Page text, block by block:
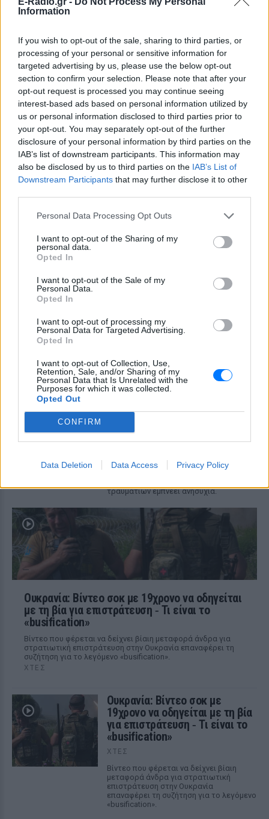
Information
If you wish to opt-out of the sale, sharing to third parties, or
processing of your personal or sensitive information for
targeted advertising by us, please use the below opt-out
section to confirm your selection. Please note that after your
opt-out request is processed you may continue seeing
interest-based ads based on personal information utilized by
us or personal information disclosed to third parties prior to
your opt-out. You may separately opt-out of the further
disclosure of your personal information by third parties on the
IAB’s list of downstream participants. This information may
also be disclosed by us to third parties on the IAB’s List of
Downstream Participants that may further disclose it to other
Personal Data Processing Opt Outs
I want to opt-out of the Sharing of my
personal data.
Opted In
I want to opt-out of the Sale of my
Personal Data.
Opted In
I want to opt-out of processing my
Personal Data for Targeted Advertising.
Opted In
I want to opt-out of Collection, Use,
Retention, Sale, and/or Sharing of my
Personal Data that Is Unrelated with the
Purposes for which it was collected.
Opted Out
CONFIRM
Data Deletion Data Access Privacy Policy
ΔΕΙΤΕ ΕΠΙΣΗΣ
ΣΤΗΝ ΙΔΙΑ ΚΑΤΗΓΟΡΙΑ
Τουρισμός για Όλους
2026‑2027: Ποια ΑΦΜ
υποβάλλουν αιτήσεις σήμερα
(9/8) – Όλα όσα πρέπει να
ξέρετε
ΠΡΙΝ 10 ΏΡΕΣ
έως 600 ευρώ ανάλογα με την κατηγορία
δικαιούχου και την περίοδο διαμονής.
4χρονος στην Πάρο:
έρευνα
φημισμένη παραλία της Πάρου
αντιμετωπίζουν κατηγορίες μετά τον
πνιγμό του μικρού παιδιού σε πισίνα - ο
εισαγγελέα
Τροχαίο στη λεωφόρο
συνέτριψε μηχανή της ΔΙΑΣ ‑
Λαγονήσι, κοντά στην παραλία Πεύκο - το
τραυματιών εμπνέει ανησυχία.
Ουκρανία: Βίντεο σοκ με 19χρονο να οδηγείται
με τη βία για επιστράτευση ‑ Τι είναι το
«busification»
Βίντεο που φέρεται να δείχνει βίαιη μεταφορά άνδρα για
στρατιωτική επιστράτευση στην Ουκρανία επαναφέρει τη
συζήτηση για το λεγόμενο «busification».
ΧΤΕΣ
Ουκρανία: Βίντεο σοκ με
19χρονο να οδηγείται με τη βία
για επιστράτευση ‑ Τι είναι το
«busification»
ΧΤΕΣ
Βίντεο που φέρεται να δείχνει βίαιη
μεταφορά άνδρα για στρατιωτική
επιστράτευση στην Ουκρανία
επαναφέρει τη συζήτηση για το λεγόμενο
«busification».